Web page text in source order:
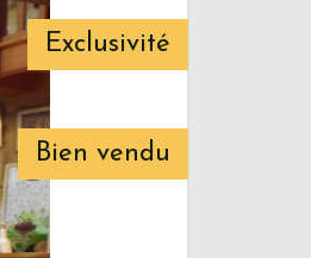
Bien vendu
Exclusivité